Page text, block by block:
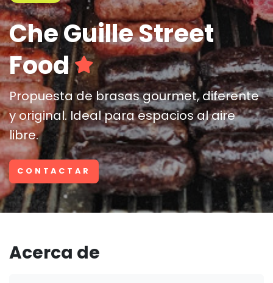
Che Guille Street
Food
Propuesta de brasas gourmet, diferente
y original. Ideal para espacios al aire
libre.
CONTACTAR
Acerca de